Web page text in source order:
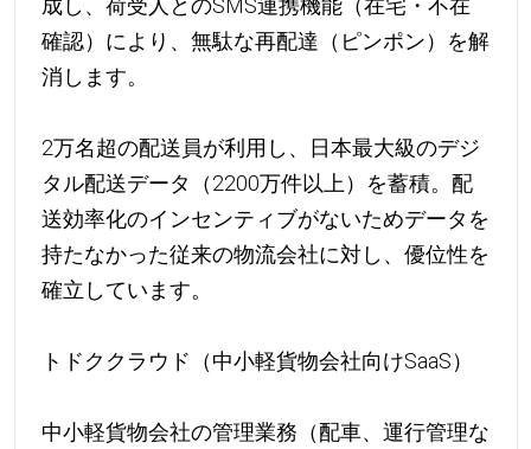
成し、荷受人とのSMS連携機能（在宅・不在
確認）により、無駄な再配達（ピンポン）を解
消します。
2万名超の配送員が利用し、日本最大級のデジ
タル配送データ（2200万件以上）を蓄積。配
送効率化のインセンティブがないためデータを
持たなかった従来の物流会社に対し、優位性を
確立しています。
トドククラウド（中小軽貨物会社向けSaaS）
中小軽貨物会社の管理業務（配車、運行管理な